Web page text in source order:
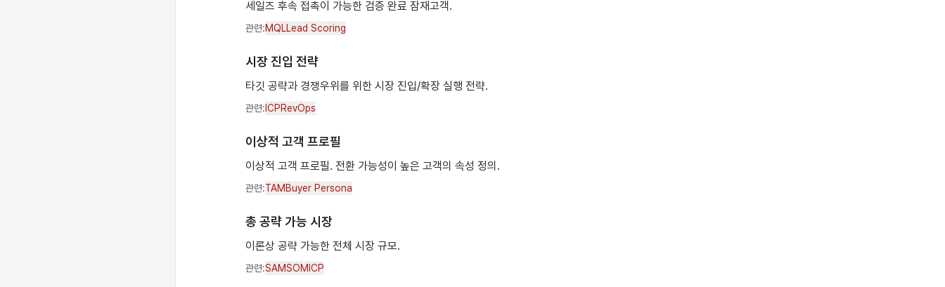
세일즈 후속 접촉이 가능한 검증 완료 잠재고객.
관련:MQLLead Scoring
시장 진입 전략
타깃 공략과 경쟁우위를 위한 시장 진입/확장 실행 전략.
관련: ICPRevOps
이상적 고객 프로필
이상적 고객 프로필. 전환 가능성이 높은 고객의 속성 정의.
관련:TAM Buyer Persona
총 공략 가능 시장
이론상 공략 가능한 전체 시장 규모.
관련:SAMSOM ICP